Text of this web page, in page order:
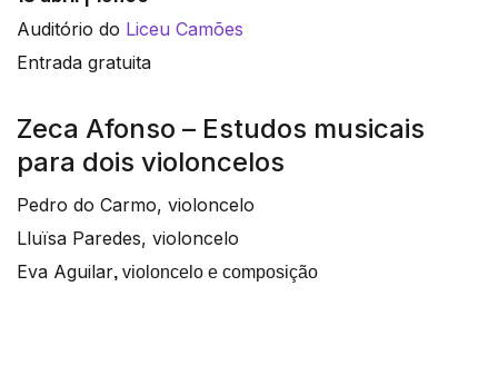
Auditório do Liceu Camões
Entrada gratuita
Zeca Afonso – Estudos musicais
para dois violoncelos
Pedro do Carmo, violoncelo
Lluïsa Paredes, violoncelo
Eva Aguilar, violoncelo e composição